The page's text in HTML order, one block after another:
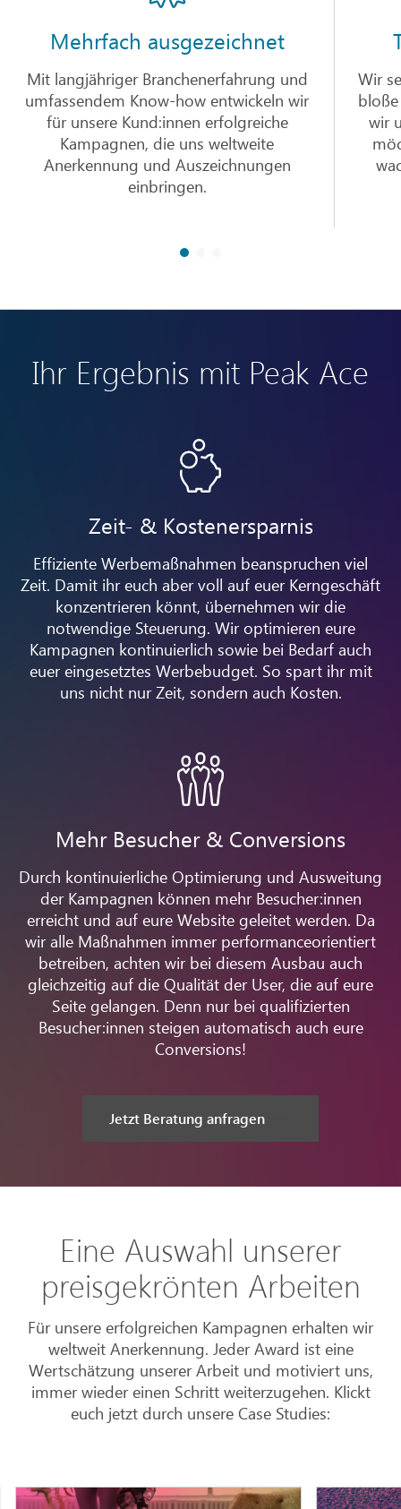
Mehrfach ausgezeichnet
Mit langjähriger Branchenerfahrung und
umfassendem Know-how entwickeln wir
für unsere Kund:innen erfolgreiche
Kampagnen, die uns weltweite
Anerkennung und Auszeichnungen
einbringen.
Wir
wir
Ihr Ergebnis mit Peak Ace
Zeit- & Kostenersparnis
Effiziente Werbemaßnahmen beanspruchen viel
Zeit. Damit ihr euch aber voll auf euer Kerngeschäft
konzentrieren könnt, übernehmen wir die
notwendige Steuerung. Wir optimieren eure
Kampagnen kontinuierlich sowie bei Bedarf auch
euer eingesetztes Werbebudget. So spart ihr mit
uns nicht nur Zeit, sondern auch Kosten.
Mehr Besucher & Conversions
Durch kontinuierliche Optimierung und Ausweitung
der Kampagnen können mehr Besucher:innen
erreicht und auf eure Website geleitet werden. Da
wir alle Maßnahmen immer performanceorientiert
betreiben, achten wir bei diesem Ausbau auch
gleichzeitig auf die Qualität der User, die auf eure
Seite gelangen. Denn nur bei qualifizierten
Besucher:innen steigen automatisch auch eure
Conversions!
Jetzt Beratung anfragen
Eine Auswahl unserer
preisgekrönten Arbeiten
Für unsere erfolgreichen Kampagnen erhalten wir
weltweit Anerkennung. Jeder Award ist eine
Wertschätzung unserer Arbeit und motiviert uns,
immer wieder einen Schritt weiterzugehen. Klickt
euch jetzt durch unsere Case Studies: